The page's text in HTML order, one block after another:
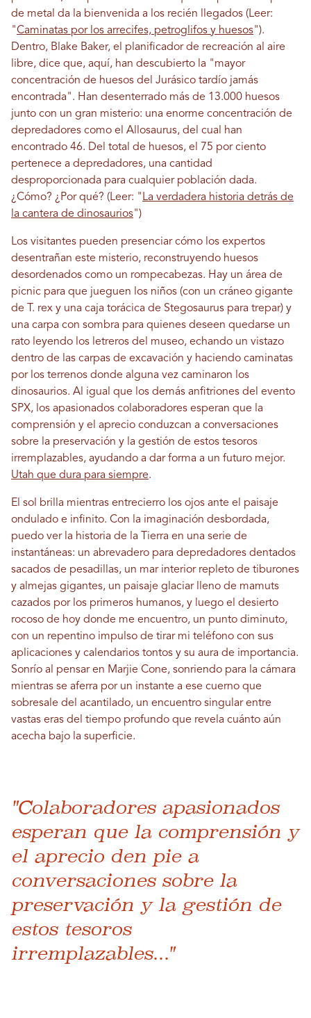
de metal da la bienvenida a los recién llegados (Leer:
"Caminatas por los arrecifes, petroglifos y huesos").
Dentro, Blake Baker, el planificador de recreación al aire
libre, dice que, aquí, han descubierto la "mayor
concentración de huesos del Jurásico tardío jamás
encontrada". Han desenterrado más de 13.000 huesos
junto con un gran misterio: una enorme concentración de
depredadores como el Allosaurus, del cual han
encontrado 46. Del total de huesos, el 75 por ciento
pertenece a depredadores, una cantidad
desproporcionada para cualquier población dada.
¿Cómo? ¿Por qué? (Leer: "La verdadera historia detrás de
la cantera de dinosaurios")
Los visitantes pueden presenciar cómo los expertos
desentrañan este misterio, reconstruyendo huesos
desordenados como un rompecabezas. Hay un área de
picnic para que jueguen los niños (con un cráneo gigante
de T. rex y una caja torácica de Stegosaurus para trepar) y
una carpa con sombra para quienes deseen quedarse un
rato leyendo los letreros del museo, echando un vistazo
dentro de las carpas de excavación y haciendo caminatas
por los terrenos donde alguna vez caminaron los
dinosaurios. Al igual que los demás anfitriones del evento
SPX, los apasionados colaboradores esperan que la
comprensión y el aprecio conduzcan a conversaciones
sobre la preservación y la gestión de estos tesoros
irremplazables, ayudando a dar forma a un futuro mejor.
Utah que dura para siempre.
El sol brilla mientras entrecierro los ojos ante el paisaje
ondulado e infinito. Con la imaginación desbordada,
puedo ver la historia de la Tierra en una serie de
instantáneas: un abrevadero para depredadores dentados
sacados de pesadillas, un mar interior repleto de tiburones
y almejas gigantes, un paisaje glaciar lleno de mamuts
cazados por los primeros humanos, y luego el desierto
rocoso de hoy donde me encuentro, un punto diminuto,
con un repentino impulso de tirar mi teléfono con sus
aplicaciones y calendarios tontos y su aura de importancia.
Sonrío al pensar en Marjie Cone, sonriendo para la cámara
mientras se aferra por un instante a ese cuerno que
sobresale del acantilado, un encuentro singular entre
vastas eras del tiempo profundo que revela cuánto aún
acecha bajo la superficie.
"Colaboradores apasionados
esperan que la comprensión y
el aprecio den pie a
conversaciones sobre la
preservación y la gestión de
estos tesoros
irremplazables..."